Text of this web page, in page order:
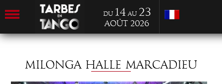
du 14 au 23
Août 2026
MILONGA HALLE MARCADIEU